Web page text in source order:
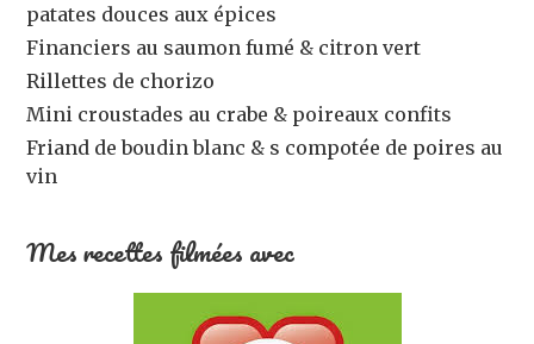
patates douces aux épices
Financiers au saumon fumé & citron vert
Rillettes de chorizo
Mini croustades au crabe & poireaux confits
Friand de boudin blanc & s compotée de poires au
vin
Mes recettes filmées avec